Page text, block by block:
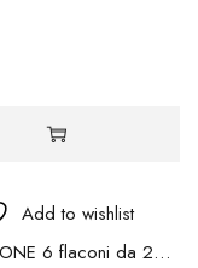
Add to wishlist
COLLEZIONE 6 flaconi da 2ml in scatola